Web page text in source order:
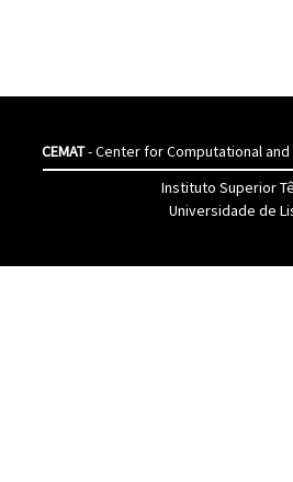
CEMAT- Center for Computational
Instituto Superior
Universidade de